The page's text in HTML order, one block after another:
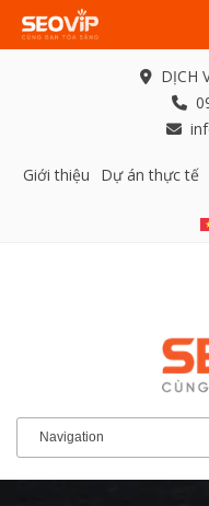
DỊCH
Giới thiệu Dự án thực tế